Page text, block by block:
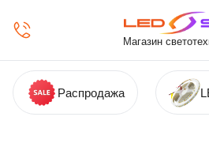
Магазин
Распродажа